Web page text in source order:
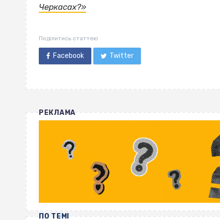
Черкасах?»
Поділитись статтею
Facebook Twitter
РЕКЛАМА
ПО ТЕМІ